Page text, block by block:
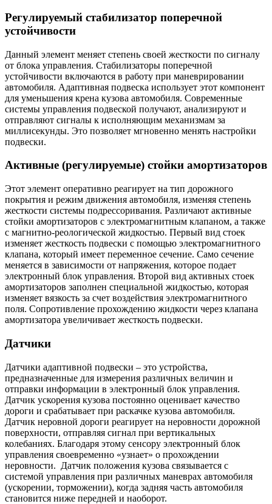
Регулируемый стабилизатор поперечной
устойчивости
Данный элемент меняет степень своей жесткости по сигналу
от блока управления. Стабилизаторы поперечной
устойчивости включаются в работу при маневрировании
автомобиля. Адаптивная подвеска использует этот компонент
для уменьшения крена кузова автомобиля. Современные
системы управления подвеской получают, анализируют и
отправляют сигналы к исполняющим механизмам за
миллисекунды. Это позволяет мгновенно менять настройки
подвески.
Активные (регулируемые) стойки амортизаторов
Этот элемент оперативно реагирует на тип дорожного
покрытия и режим движения автомобиля, изменяя степень
жесткости системы подрессоривания. Различают активные
стойки амортизаторов с электромагнитным клапаном, а также
с магнитно-реологической жидкостью. Первый вид стоек
изменяет жесткость подвески с помощью электромагнитного
клапана, который имеет переменное сечение. Само сечение
меняется в зависимости от напряжения, которое подает
электронный блок управления. Второй вид активных стоек
амортизаторов заполнен специальной жидкостью, которая
изменяет вязкость за счет воздействия электромагнитного
поля. Сопротивление прохождению жидкости через клапана
амортизатора увеличивает жесткость подвески.
Датчики
Датчики адаптивной подвески – это устройства,
предназначенные для измерения различных величин и
отправки информации в электронный блок управления.
Датчик ускорения кузова постоянно оценивает качество
дороги и срабатывает при раскачке кузова автомобиля.
Датчик неровной дороги реагирует на неровности дорожной
поверхности, отправляя сигнал при вертикальных
колебаниях. Благодаря этому сенсору электронный блок
управления своевременно «узнает» о прохождении
неровности. Датчик положения кузова связывается с
системой управления при различных маневрах автомобиля
(ускорении, торможении), когда задняя часть автомобиля
становится ниже передней и наоборот.